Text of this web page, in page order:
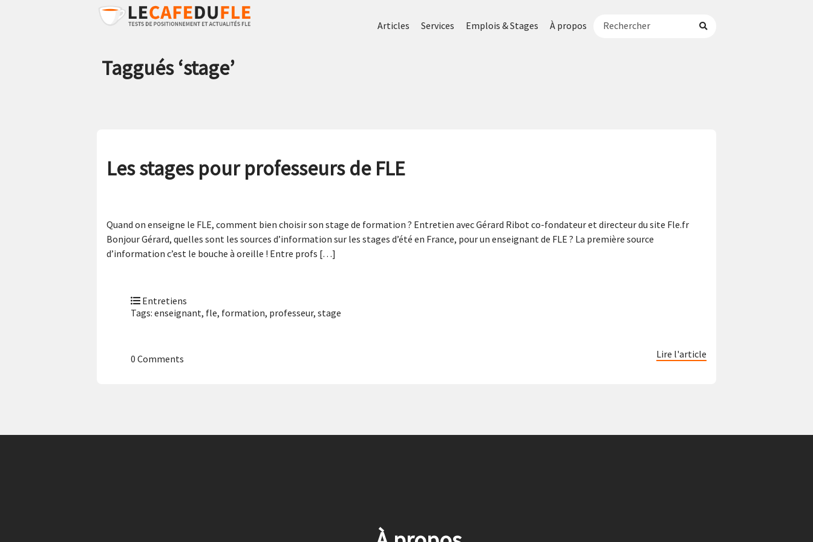
Articles Services Emplois & Stages À propos
Taggués ‘stage’
Les stages pour professeurs de FLE
Quand on enseigne le FLE, comment bien choisir son stage de formation ? Entretien avec Gérard Ribot co-fondateur et directeur du site Fle.fr
Bonjour Gérard, quelles sont les sources d’information sur les stages d’été en France, pour un enseignant de FLE ? La première source
d’information c’est le bouche à oreille ! Entre profs […]
Entretiens
Tags: enseignant, fle, formation, professeur, stage
0 Comments Lire l'article